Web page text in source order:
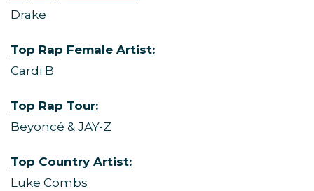
Drake
Top Rap Female Artist:
Cardi B
Top Rap Tour:
Beyoncé & JAY-Z
Top Country Artist:
Luke Combs